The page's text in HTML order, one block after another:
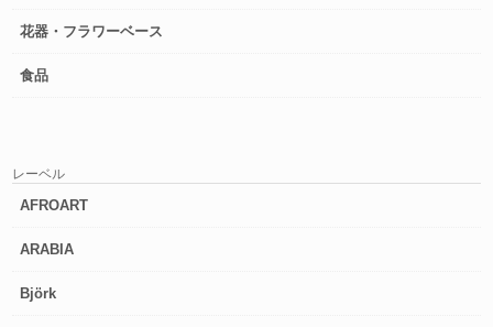
花器・フラワーベース
食品
レーベル
AFROART
ARABIA
Björk